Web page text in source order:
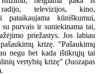
radijo, televizijos, kino,
kūniškumui,
su purvais ir suniekinama tai,
priežastys. Jos labiau
krizę. "Pašaukimų
negu bet kada ištikrųjų tai
vertybių krizę" (Juozapas